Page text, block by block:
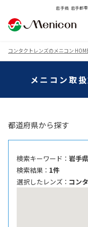
岩手県 岩手郡
コンタクトレンズのメニコン
メニコン取
都道府県から探す
検索キーワード ： 岩手
検索結果 ： 1件
選択したレンズ ： コン